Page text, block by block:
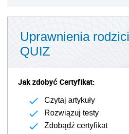
Uprawnienia
QUIZ
Jak zdobyć Certyfikat:
Czytaj artykuły
Rozwiązuj testy
Zdobądź certyfikat